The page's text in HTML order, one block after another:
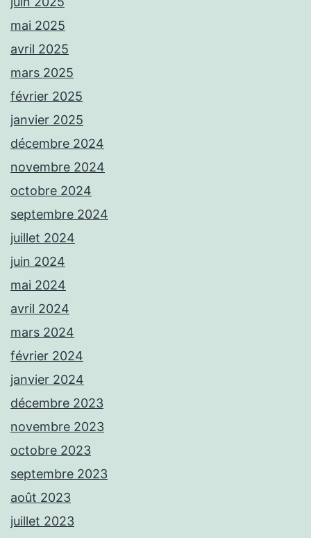
mai 2025
avril 2025
mars 2025
février 2025
janvier 2025
décembre 2024
novembre 2024
octobre 2024
septembre 2024
juillet 2024
juin 2024
mai 2024
avril 2024
mars 2024
février 2024
janvier 2024
décembre 2023
novembre 2023
octobre 2023
septembre 2023
août 2023
juillet 2023